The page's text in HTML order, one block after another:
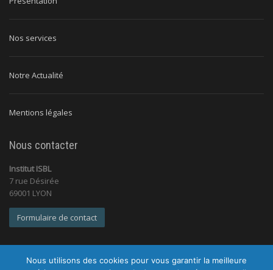
Nos services
Notre Actualité
Mentions légales
Nous contacter
Institut ISBL
7 rue Désirée
69001 LYON
Formulaire de contact
Nous utilisons des cookies pour vous garantir la meilleure